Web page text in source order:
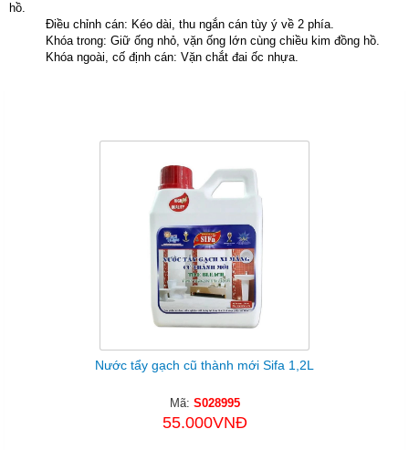
hồ.
Điều chỉnh cán: Kéo dài, thu ngắn cán tùy ý về 2 phía.
Khóa trong: Giữ ống nhỏ, vặn ống lớn cùng chiều kim đồng hồ.
Khóa ngoài, cố định cán: Vặn chắt đai ốc nhựa.
Nước tẩy gạch cũ thành mới Sifa 1,2L
Mã: S028995
55.000VNĐ